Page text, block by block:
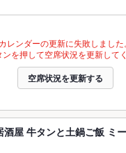
カレンダーの更新に失敗しました。
を押して空席状況を更新してく
空席状況を更新する
屋 牛タンと土鍋ご飯 ミ